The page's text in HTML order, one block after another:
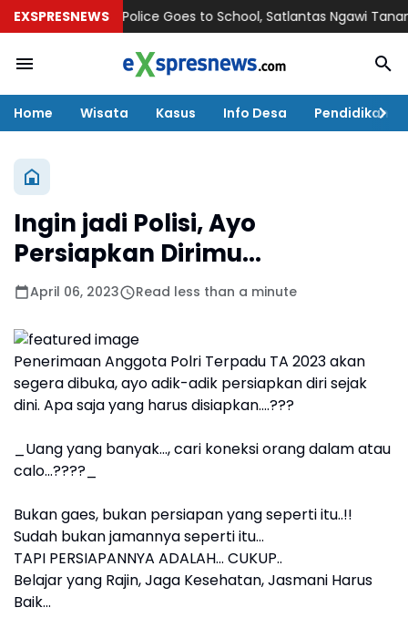
EXSPRESNEWSPolice Goes to School, Satlantas Ngawi Tanamkan
Home Wisata Kasus Info Desa Pendidikan
Ingin jadi Polisi, Ayo
Persiapkan Dirimu...
April 06, 2023 Read less than a minute
Penerimaan Anggota Polri Terpadu TA 2023 akan
segera dibuka, ayo adik-adik persiapkan diri sejak
dini. Apa saja yang harus disiapkan....???
_Uang yang banyak..., cari koneksi orang dalam atau
calo...????_
Bukan gaes, bukan persiapan yang seperti itu..!!
Sudah bukan jamannya seperti itu...
TAPI PERSIAPANNYA ADALAH... CUKUP..
Belajar yang Rajin, Jaga Kesehatan, Jasmani Harus
Baik...